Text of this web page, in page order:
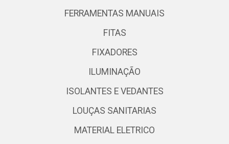
FERRAMENTAS MANUAIS
FITAS
FIXADORES
ILUMINAÇÃO
ISOLANTES E VEDANTES
LOUÇAS SANITARIAS
MATERIAL ELETRICO